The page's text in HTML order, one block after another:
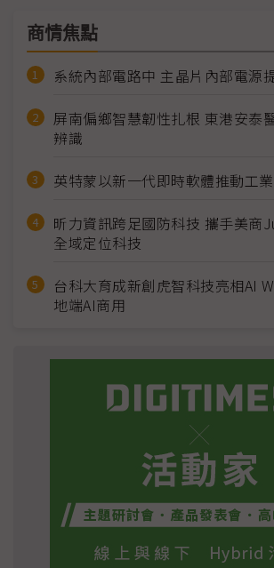
商情焦點
系統內部電路中 主晶片內部電源
屏南偏鄉智慧韌性扎根 東港安泰
辨識
英特蒙以新一代即時軟體推動工
昕力資訊跨足國防科技 攜手美商
全域定位科技
台科大育成新創虎智科技亮相AI
地端AI商用